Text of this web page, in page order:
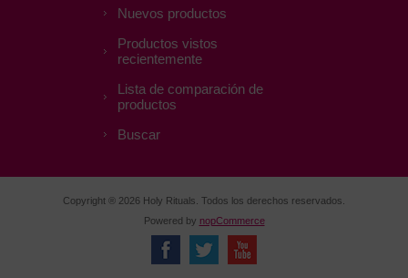
Nuevos productos
Productos vistos
recientemente
Lista de comparación de
productos
Buscar
Copyright ® 2026 Holy Rituals. Todos los derechos reservados.
Powered by nopCommerce